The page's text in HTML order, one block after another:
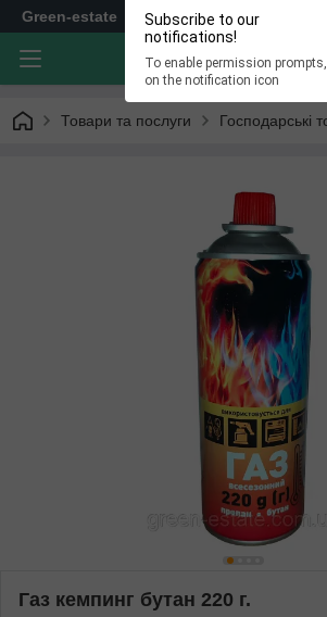
Subscribe to our
notifications!
To enable permission
on the notification icon
Green-estate
Товари та послуги Господарські
Газ кемпинг бутан 220 г.